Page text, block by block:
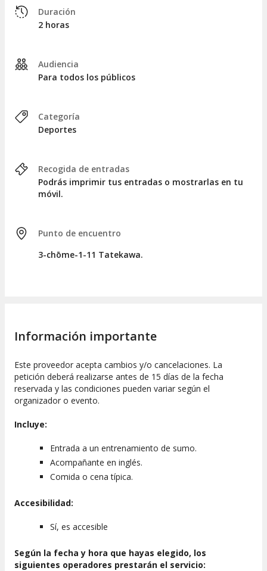
luchadores de sumo
La actividad concluirá en el restaurante tras dos horas de
MENÚ
Dependiendo del horario seleccionado, el menú será el
Comida
incluye pollo, mariscos, verduras, tofu y fideos.
Duración
2 horas
Audiencia
Para todos los públicos
Categoría
Deportes
Recogida de entradas
Podrás imprimir tus entradas o mostrarlas en tu
móvil.
Punto de encuentro
3-chōme-1-11 Tatekawa.
Información importante
Este proveedor acepta cambios y/o cancelaciones. La
petición deberá realizarse antes de 15 días de la fecha
reservada y las condiciones pueden variar según el
organizador o evento.
Incluye:
Entrada a un entrenamiento de sumo.
Acompañante en inglés.
Comida o cena típica.
Accesibilidad:
Sí, es accesible
Según la fecha y hora que hayas elegido, los
siguientes operadores prestarán el servicio: